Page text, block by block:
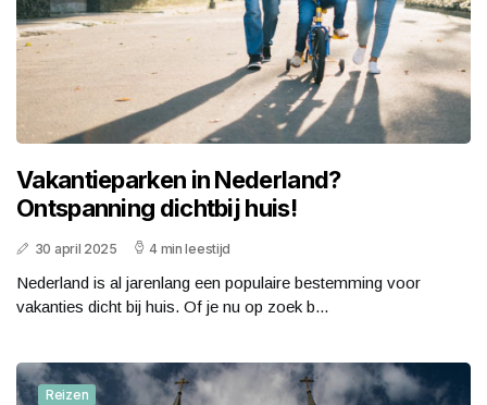
Vakantieparken in Nederland?
Ontspanning dichtbij huis!
30 april 2025 4 min leestijd
Nederland is al jarenlang een populaire bestemming voor
vakanties dicht bij huis. Of je nu op zoek b...
Reizen